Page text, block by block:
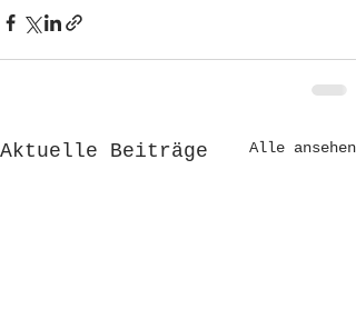
Aktuelle Beiträge Alle ansehen